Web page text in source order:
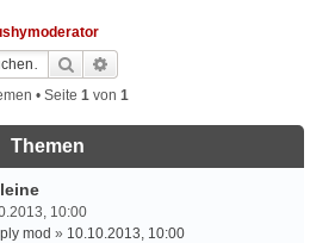
Suche
• Seite 1von 1
Themen
10:00
mod » 10.10.2013, 10:00